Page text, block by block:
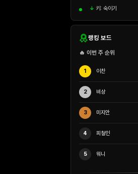
↓ 키: 숙이기
랭킹 보드
🔥 이번 주 순위
1 이찬
2 비상
3 미지안
4 피철인
5 워니